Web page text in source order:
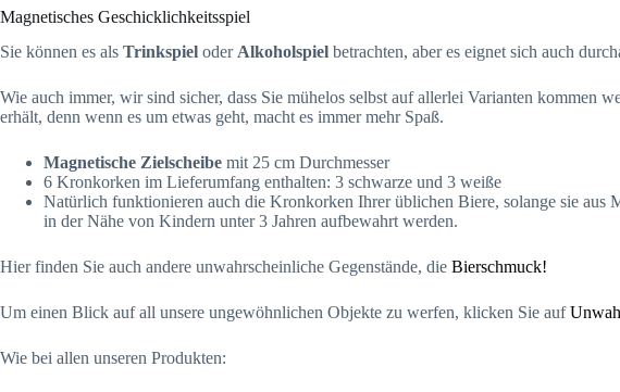
Magnetisches Geschicklichkeitsspiel
Sie können es als Trinkspiel oderAlkoholspiel betrachten, aber es eignet sich auch
Wie auch immer, wir sind sicher, dass Sie mühelos selbst auf allerlei Varianten kommen
erhält, denn wenn es um etwas geht, macht es immer mehr Spaß.
Magnetische Zielscheibe mit 25 cm Durchmesser
6 Kronkorken im Lieferumfang enthalten: 3 schwarze und 3 weiße
Natürlich funktionieren auch die Kronkorken Ihrer üblichen Biere, solange sie aus
in der Nähe von Kindern unter 3 Jahren aufbewahrt werden.
Hier finden Sie auch andere unwahrscheinliche Gegenstände, die Bierschmuck!
Um einen Blick auf all unsere ungewöhnlichen Objekte zu werfen, klicken Sie auf
Wie bei allen unseren Produkten: